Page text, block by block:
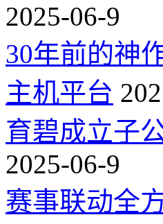
2025-06-9
30年前的神
主机平台
育碧成立子
2025-06-9
赛事联动全